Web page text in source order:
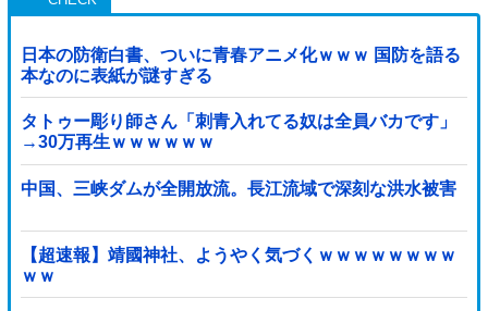
日本の防衛白書、ついに青春アニメ化ｗｗｗ 国防を語る
本なのに表紙が謎すぎる
タトゥー彫り師さん「刺青入れてる奴は全員バカです」
→30万再生ｗｗｗｗｗｗ
中国、三峡ダムが全開放流。長江流域で深刻な洪水被害
【超速報】靖國神社、ようやく気づくｗｗｗｗｗｗｗｗ
ｗｗ